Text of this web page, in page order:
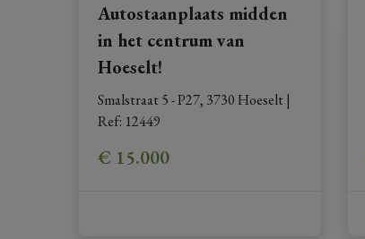
Autostaanplaats midden
in het centrum van
Hoeselt!
Smalstraat 5 - P27, 3730 Hoeselt |
Ref: 12449
€ 15.000